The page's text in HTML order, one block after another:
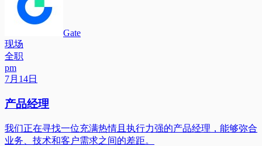
Gate
现场
全职
pm
7月14日
产品经理
我们正在寻找一位充满热情且执行力强的产品经理，能够弥合
业务、技术和客户需求之间的差距。